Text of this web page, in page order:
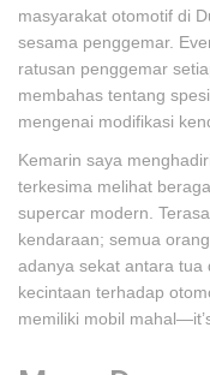
masyarakat otomotif di
sesama penggemar.
ratusan penggemar
membahas tentang
mengenai modifikasi
Kemarin saya
terkesima melihat
supercar modern.
kendaraan; semua
adanya sekat antara tua
kecintaan terhadap
memiliki mobil